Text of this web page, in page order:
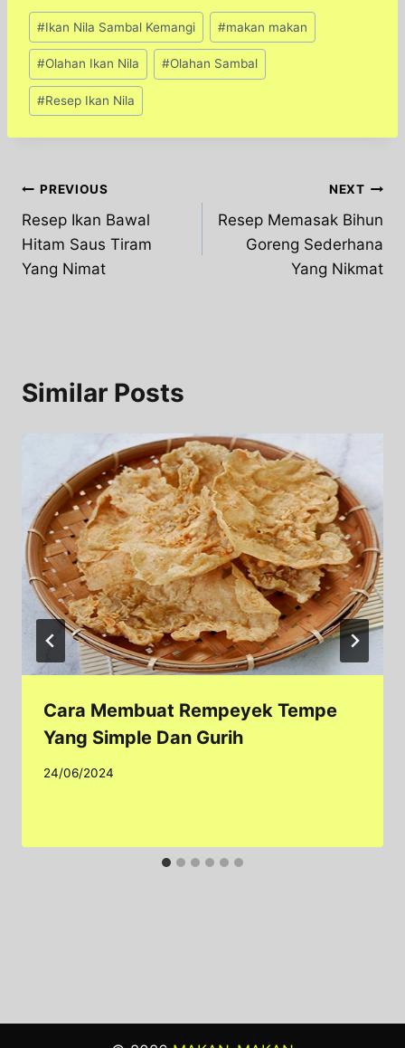
Post
Tags:
#Ikan Nila Sambal Kemangi #makan makan
#Olahan Ikan Nila #Olahan Sambal
#Resep Ikan Nila
Post
navigation
PREVIOUS
Resep Ikan Bawal
Hitam Saus Tiram
Yang Nimat
NEXT
Resep Memasak Bihun
Goreng Sederhana
Yang Nikmat
Similar Posts
Cara Membuat Rempeyek Tempe
Yang Simple Dan Gurih
24/06/2024